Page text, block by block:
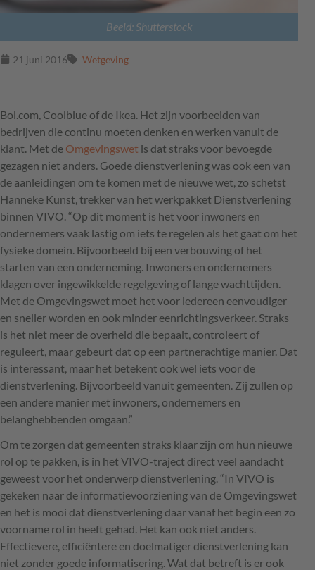
Beeld: Shutterstock
21 juni 2016 Wetgeving
Bol.com, Coolblue of de Ikea. Het zijn voorbeelden van
bedrijven die continu moeten denken en werken vanuit de
klant. Met de Omgevingswet is dat straks voor bevoegde
gezagen niet anders. Goede dienstverlening was ook een van
de aanleidingen om te komen met de nieuwe wet, zo schetst
Hanneke Kunst, trekker van het werkpakket Dienstverlening
binnen VIVO. “Op dit moment is het voor inwoners en
ondernemers vaak lastig om iets te regelen als het gaat om het
fysieke domein. Bijvoorbeeld bij een verbouwing of het
starten van een onderneming. Inwoners en ondernemers
klagen over ingewikkelde regelgeving of lange wachttijden.
Met de Omgevingswet moet het voor iedereen eenvoudiger
en sneller worden en ook minder eenrichtingsverkeer. Straks
is het niet meer de overheid die bepaalt, controleert of
reguleert, maar gebeurt dat op een partnerachtige manier. Dat
is interessant, maar het betekent ook wel iets voor de
dienstverlening. Bijvoorbeeld vanuit gemeenten. Zij zullen op
een andere manier met inwoners, ondernemers en
belanghebbenden omgaan.”
Om te zorgen dat gemeenten straks klaar zijn om hun nieuwe
rol op te pakken, is in het VIVO-traject direct veel aandacht
geweest voor het onderwerp dienstverlening. “In VIVO is
gekeken naar de informatievoorziening van de Omgevingswet
en het is mooi dat dienstverlening daar vanaf het begin een zo
voorname rol in heeft gehad. Het kan ook niet anders.
Effectievere, efficiëntere en doelmatiger dienstverlening kan
niet zonder goede informatisering. Wat dat betreft is er ook